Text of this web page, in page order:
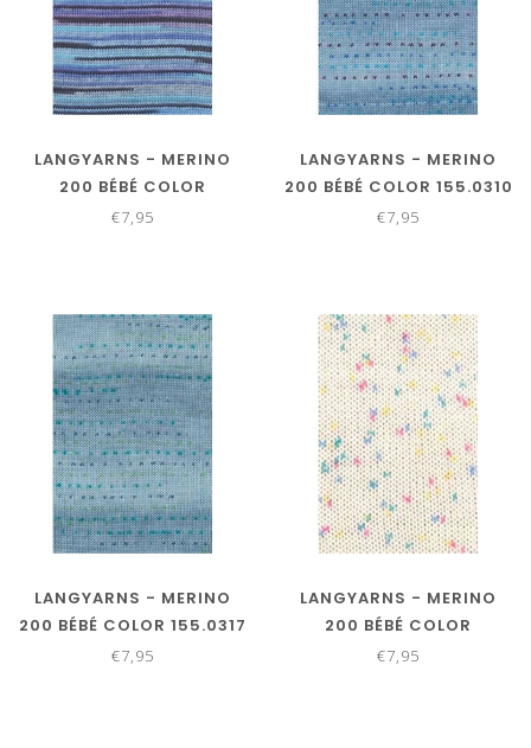
LANGYARNS - MERINO
200 BÉBÉ COLOR
155.0306
€7,95
LANGYARNS - MERINO
200 BÉBÉ COLOR 155.0310
€7,95
LANGYARNS - MERINO
200 BÉBÉ COLOR 155.0317
€7,95
LANGYARNS - MERINO
200 BÉBÉ COLOR
155.0352
€7,95